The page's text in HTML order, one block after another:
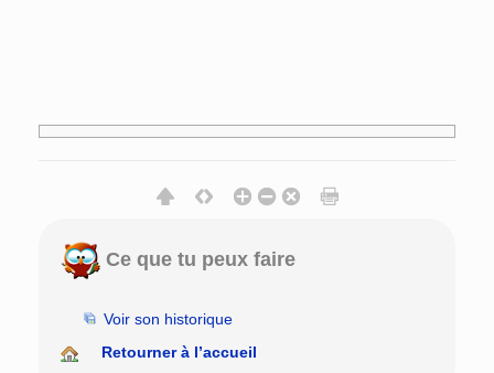
Ce que tu peux faire
Voir son historique
Retourner à l’accueil